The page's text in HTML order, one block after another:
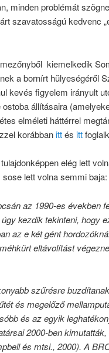
minden problémát
szavatosságú kedvenc
kiemelkedik
a bornírt hülyeségéről
kevés figyelem irányult
állításaira
elméleti háttérrel
korábbanittés itt
elég lett
lett volna semmi baja:
az 1990-es években
kezdik tekinteni, hogy
az e két gént
eltávolítást
szűrésre
és megelőző
és az egyik
2000-ben
és mtsi., 2000). A